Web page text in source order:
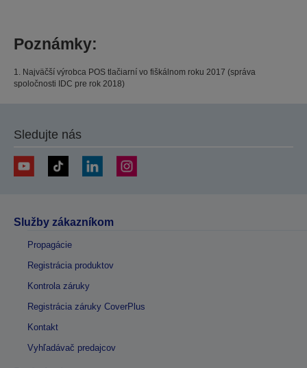
Poznámky:
1. Najväčší výrobca POS tlačiarní vo fiškálnom roku 2017 (správa
spoločnosti IDC pre rok 2018)
Sledujte nás
Služby zákazníkom
Propagácie
Registrácia produktov
Kontrola záruky
Registrácia záruky CoverPlus
Kontakt
Vyhľadávač predajcov